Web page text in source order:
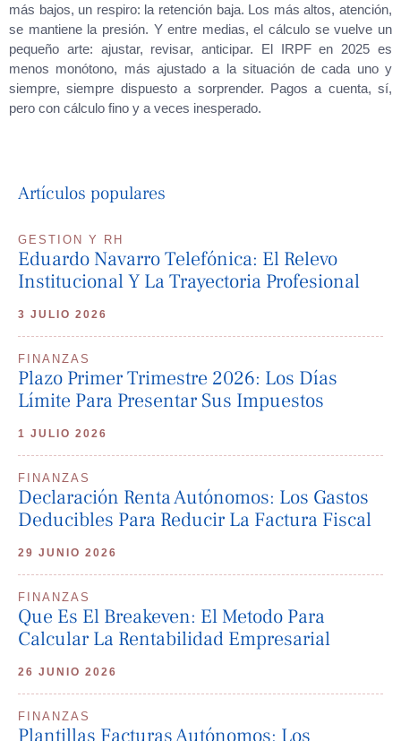
más bajos, un respiro: la retención baja. Los más altos, atención,
se mantiene la presión. Y entre medias, el cálculo se vuelve un
pequeño arte: ajustar, revisar, anticipar. El IRPF en 2025 es
menos monótono, más ajustado a la situación de cada uno y
siempre, siempre dispuesto a sorprender. Pagos a cuenta, sí,
pero con cálculo fino y a veces inesperado.
Artículos populares
GESTION Y RH
Eduardo Navarro Telefónica: El Relevo
Institucional Y La Trayectoria Profesional
3 JULIO 2026
FINANZAS
Plazo Primer Trimestre 2026: Los Días
Límite Para Presentar Sus Impuestos
1 JULIO 2026
FINANZAS
Declaración Renta Autónomos: Los Gastos
Deducibles Para Reducir La Factura Fiscal
29 JUNIO 2026
FINANZAS
Que Es El Breakeven: El Metodo Para
Calcular La Rentabilidad Empresarial
26 JUNIO 2026
FINANZAS
Plantillas Facturas Autónomos: Los